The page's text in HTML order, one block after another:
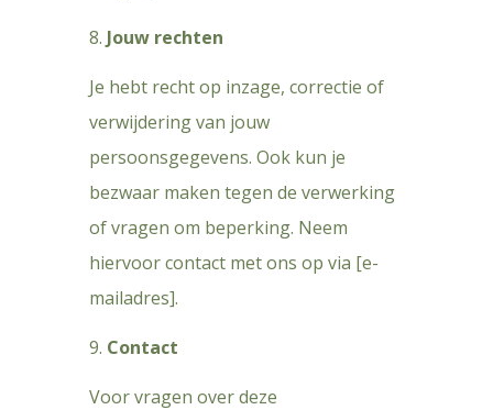
Jouw rechten
Je hebt recht op inzage, correctie of
verwijdering van jouw
persoonsgegevens. Ook kun je
bezwaar maken tegen de verwerking
of vragen om beperking. Neem
hiervoor contact met ons op via [e-
mailadres].
Contact
Voor vragen over deze